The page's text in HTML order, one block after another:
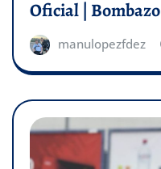
Oficial |
manulopezfdez